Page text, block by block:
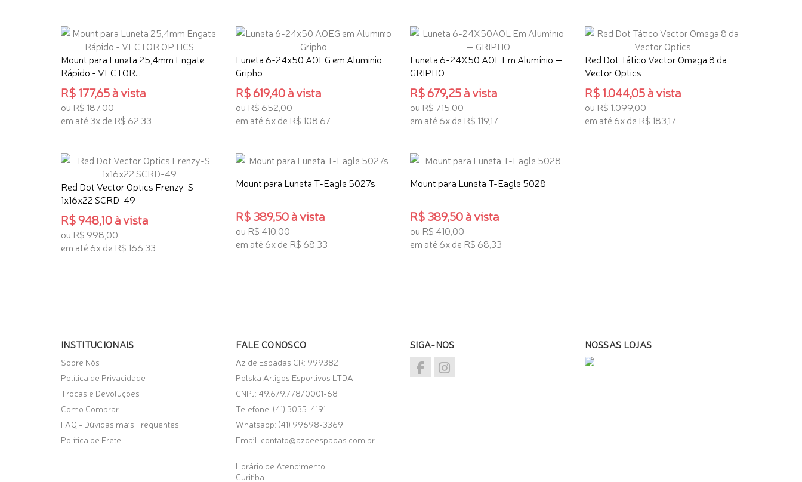
Mount para Luneta 25,4mm Engate
Rápido - VECTOR...
R$ 177,65 à vista
ou R$ 187,00
em até 3x de R$ 62,33
Luneta 6-24x50 AOEG em Aluminio
Gripho
R$ 619,40 à vista
ou R$ 652,00
em até 6x de R$ 108,67
Luneta 6-24X50 AOL Em Alumínio —
GRIPHO
R$ 679,25 à vista
ou R$ 715,00
em até 6x de R$ 119,17
Red Dot Tático Vector Omega 8 da
Vector Optics
R$ 1.044,05 à vista
ou R$ 1.099,00
em até 6x de R$ 183,17
Red Dot Vector Optics Frenzy-S
1x16x22 SCRD-49
R$ 948,10 à vista
ou R$ 998,00
em até 6x de R$ 166,33
Mount para Luneta T-Eagle 5027s
R$ 389,50 à vista
ou R$ 410,00
em até 6x de R$ 68,33
Mount para Luneta T-Eagle 5028
R$ 389,50 à vista
ou R$ 410,00
em até 6x de R$ 68,33
INSTITUCIONAIS
Sobre Nós
Política de Privacidade
Trocas e Devoluções
Como Comprar
FAQ - Dúvidas mais Frequentes
Política de Frete
FALE CONOSCO
Az de Espadas CR: 999382
Polska Artigos Esportivos LTDA
CNPJ: 49.679.778/0001-68
Telefone: (41) 3035-4191
Whatsapp: (41) 99698-3369
Email: contato@azdeespadas.com.br
Horário de Atendimento:
Curitiba
SIGA-NOS NOSSAS LOJAS